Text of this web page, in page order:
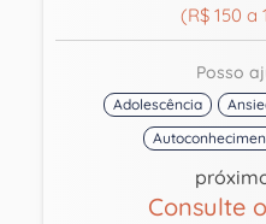
(R$ 150 a
Posso
Adolescência
Consulte